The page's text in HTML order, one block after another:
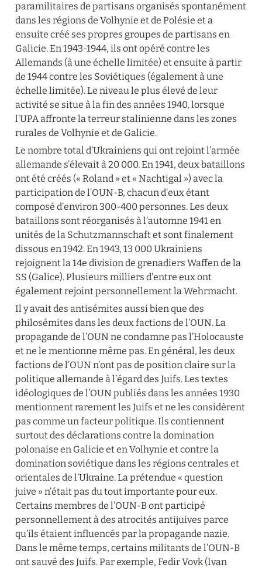
paramilitaires de partisans organisés spontanément
dans les régions de Volhynie et de Polésie et a
ensuite créé ses propres groupes de partisans en
Galicie. En 1943-1944, ils ont opéré contre les
Allemands (à une échelle limitée) et ensuite à partir
de 1944 contre les Soviétiques (également à une
échelle limitée). Le niveau le plus élevé de leur
activité se situe à la fin des années 1940, lorsque
l’UPA affronte la terreur stalinienne dans les zones
rurales de Volhynie et de Galicie.
Le nombre total d’Ukrainiens qui ont rejoint l’armée
allemande s’élevait à 20 000. En 1941, deux bataillons
ont été créés (« Roland » et « Nachtigal ») avec la
participation de l’OUN-B, chacun d’eux étant
composé d’environ 300-400 personnes. Les deux
bataillons sont réorganisés à l’automne 1941 en
unités de la Schutzmannschaft et sont finalement
dissous en 1942. En 1943, 13 000 Ukrainiens
rejoignent la 14e division de grenadiers Waffen de la
SS (Galice). Plusieurs milliers d’entre eux ont
également rejoint personnellement la Wehrmacht.
Il y avait des antisémites aussi bien que des
philosémites dans les deux factions de l’OUN. La
propagande de l’OUN ne condamne pas l’Holocauste
et ne le mentionne même pas. En général, les deux
factions de l’OUN n’ont pas de position claire sur la
politique allemande à l’égard des Juifs. Les textes
idéologiques de l’OUN publiés dans les années 1930
mentionnent rarement les Juifs et ne les considèrent
pas comme un facteur politique. Ils contiennent
surtout des déclarations contre la domination
polonaise en Galicie et en Volhynie et contre la
domination soviétique dans les régions centrales et
orientales de l’Ukraine. La prétendue « question
juive » n’était pas du tout importante pour eux.
Certains membres de l’OUN-B ont participé
personnellement à des atrocités antijuives parce
qu’ils étaient influencés par la propagande nazie.
Dans le même temps, certains militants de l’OUN-B
ont sauvé des Juifs. Par exemple, Fedir Vovk (Ivan